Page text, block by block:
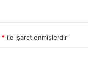
* ile işaretlenmişlerdir